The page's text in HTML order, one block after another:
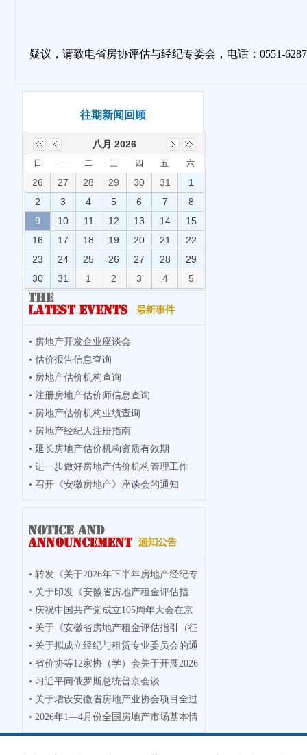
疑议，请致电省房协评估与经纪专委会，电话：0551-
往期新闻回顾
八月 2026
日 一 二 三 四 五 六
26 27 28 29 30 31
1
2
3 4 5 6 7
8
9
10 11 12 13 14
15
16
17 18 19 20 21
22
23
24 25 26 27 28
29
30
31 1 2 3 4 5
房地产开发企业座谈会
估价报告信息查询
房地产估价机构查询
注册房地产估价师信息查询
房地产估价机构业绩查询
房地产经纪人注册指南
延长房地产估价机构资质有效期
进一步做好房地产估价机构管理工作
召开《安徽房地产》座谈会的通知
转发《关于2026年下半年房地产经纪专
业人员
关于印发《安徽省房地产租金评估指
引》的通
庆祝中国共产党成立105周年大会在京
隆重举
关于《安徽省房地产租金评估指引（征
求意见
关于拟成立经纪与租赁专业委员会的通
知
省价协等12家协（学）会关于开展2026
年度徽
习近平同俄罗斯总统普京会谈
关于增设安徽省房地产业协会项目全过
程咨询
2026年1—4月份全国房地产市场基本情
况